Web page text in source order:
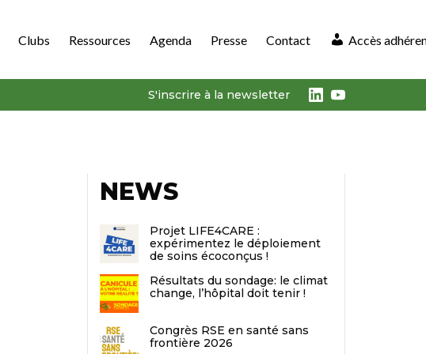
Clubs Ressources Agenda Presse Contact Accès
S'inscrire à la newsletter LinkedIn
Youtube
NEWS
Projet LIFE4CARE :
expérimentez le déploiement
de soins écoconçus !
Résultats du sondage: le climat
change, l’hôpital doit tenir !
Congrès RSE en santé sans
frontière 2026